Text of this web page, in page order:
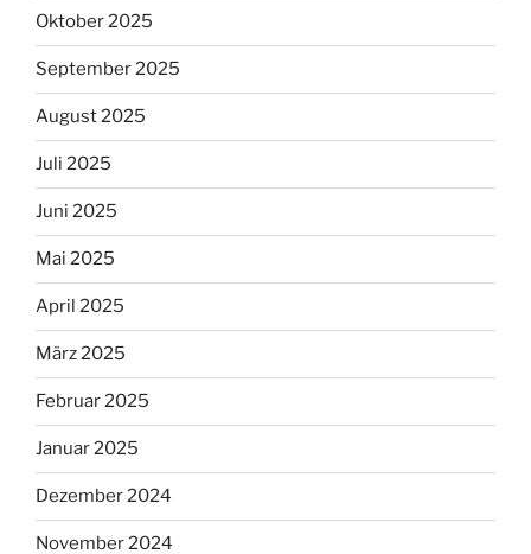
Oktober 2025
September 2025
August 2025
Juli 2025
Juni 2025
Mai 2025
April 2025
März 2025
Februar 2025
Januar 2025
Dezember 2024
November 2024